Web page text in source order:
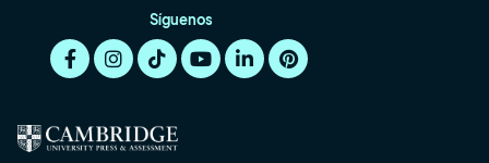
Síguenos